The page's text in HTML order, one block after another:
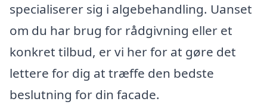
specialiserer sig i algebehandling. Uanset
om du har brug for rådgivning eller et
konkret tilbud, er vi her for at gøre det
lettere for dig at træffe den bedste
beslutning for din facade.